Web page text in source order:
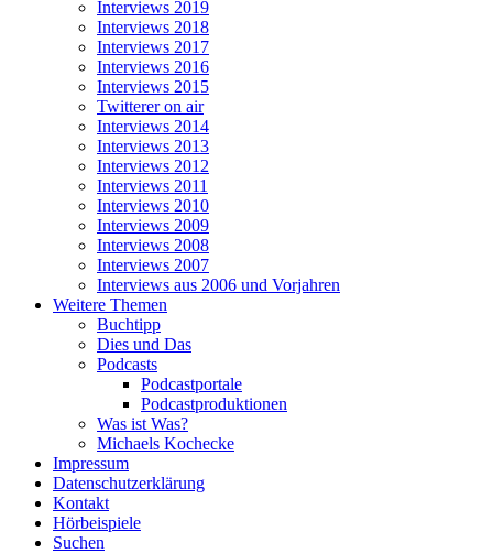
Interviews 2019
Interviews 2018
Interviews 2017
Interviews 2016
Interviews 2015
Twitterer on air
Interviews 2014
Interviews 2013
Interviews 2012
Interviews 2011
Interviews 2010
Interviews 2009
Interviews 2008
Interviews 2007
Interviews aus 2006 und Vorjahren
Weitere Themen
Buchtipp
Dies und Das
Podcasts
Podcastportale
Podcastproduktionen
Was ist Was?
Michaels Kochecke
Impressum
Datenschutzerklärung
Kontakt
Hörbeispiele
Suchen